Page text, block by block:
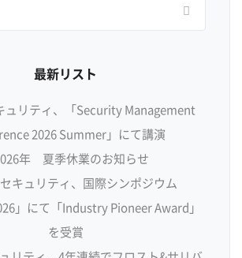
最新リスト
ュリティ、「Security Management
2026 Summer」にて講演
年 夏季休業のお知らせ
キュリティ、国際シンポジウム
」にて「Industry Pioneer Award」
を受賞